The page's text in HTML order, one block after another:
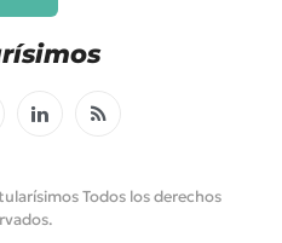
LinkedInRSS
Todos los derechos